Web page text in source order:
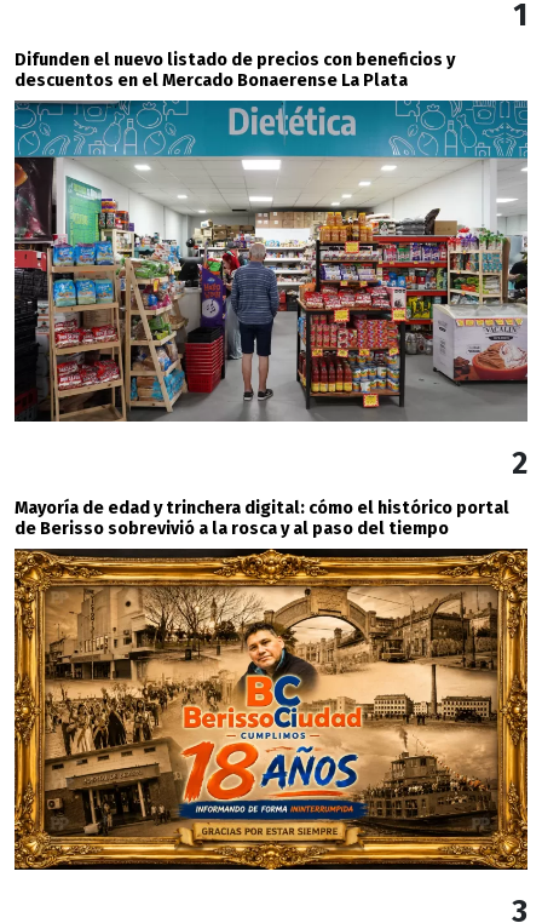
1
Difunden el nuevo listado de precios con beneficios y
descuentos en el Mercado Bonaerense La Plata
2
Mayoría de edad y trinchera digital: cómo el histórico portal
de Berisso sobrevivió a la rosca y al paso del tiempo
3